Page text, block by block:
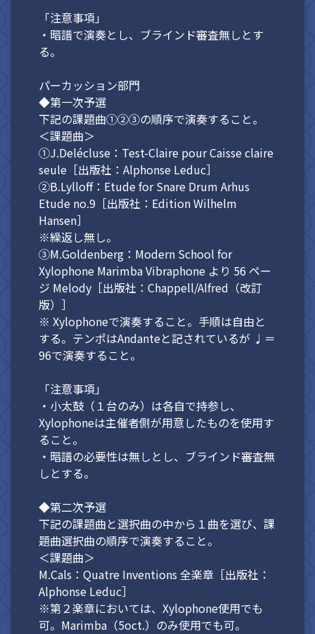
「注意事項」
・暗譜で演奏とし、ブラインド審査無しとす
る。
パーカッション部門
◆第一次予選
下記の課題曲①②③の順序で演奏すること。
＜課題曲＞
①J.Delécluse：Test-Claire pour Caisse claire
seule［出版社：Alphonse Leduc］
②B.Lylloff：Etude for Snare Drum Arhus
Etude no.9［出版社：Edition Wilhelm
Hansen］
※繰返し無し。
③M.Goldenberg：Modern School for
Xylophone Marimba Vibraphone より 56 ペー
ジ Melody［出版社：Chappell/Alfred（改訂
版）］
※ Xylophoneで演奏すること。手順は自由と
する。テンポはAndanteと記されているが ♩＝
96で演奏すること。
「注意事項」
・小太鼓（１台のみ）は各自で持参し、
Xylophoneは主催者側が用意したものを使用す
ること。
・暗譜の必要性は無しとし、ブラインド審査無
しとする。
◆第二次予選
下記の課題曲と選択曲の中から１曲を選び、課
題曲選択曲の順序で演奏すること。
＜課題曲＞
M.Cals：Quatre Inventions 全楽章［出版社：
Alphonse Leduc］
※第２楽章においては、Xylophone使用でも
可。Marimba（5oct.）のみ使用でも可。